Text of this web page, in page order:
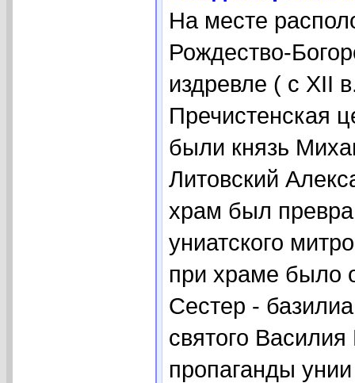
На месте
Рождество-
издревле ( с ХII
Пречистенская
были князь
Литовский
храм был
униатского
при храме было
Сестер -
святого
пропаганды